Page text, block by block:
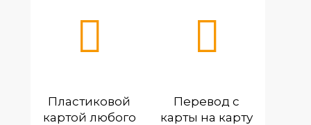
Пластиковой
картой любого
Перевод с
карты на карту